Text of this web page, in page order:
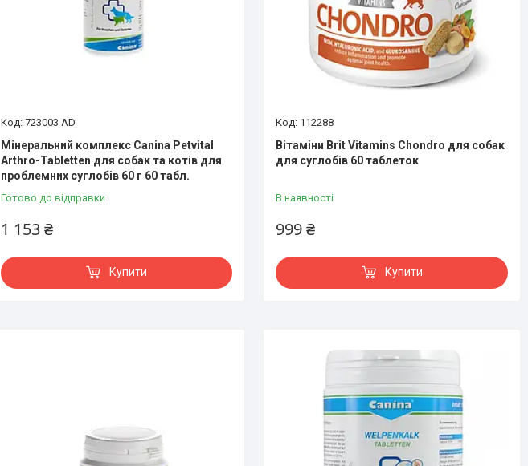
723003 AD
Мінеральний комплекс Canina Petvital
Arthro-Tabletten для собак та котів для
проблемних суглобів 60 г 60 табл.
Готово до відправки
1 153 ₴
Купити
112288
Вітаміни Brit Vitamins Chondro для собак
для суглобів 60 таблеток
В наявності
999 ₴
Купити